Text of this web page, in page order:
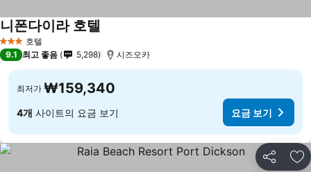
3 성급 호텔
니폰다이라 호텔
9.1 최고 좋음 5,298 시즈오카
최저가 ₩159,340
4개 사이트의 요금 보기 요금 보기
공유 즐